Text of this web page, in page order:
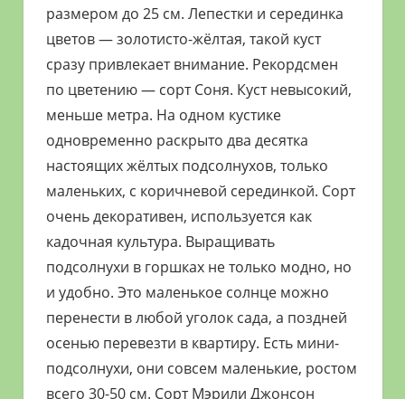
размером до 25 см. Лепестки и серединка
цветов — золотисто-жёлтая, такой куст
сразу привлекает внимание. Рекордсмен
по цветению — сорт Соня. Куст невысокий,
меньше метра. На одном кустике
одновременно раскрыто два десятка
настоящих жёлтых подсолнухов, только
маленьких, с коричневой серединкой. Сорт
очень декоративен, используется как
кадочная культура. Выращивать
подсолнухи в горшках не только модно, но
и удобно. Это маленькое солнце можно
перенести в любой уголок сада, а поздней
осенью перевезти в квартиру. Есть мини-
подсолнухи, они совсем маленькие, ростом
всего 30-50 см. Сорт Мэрили Джонсон